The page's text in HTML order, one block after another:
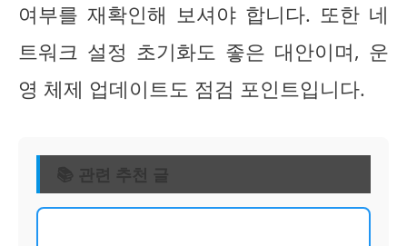
여부를 재확인해 보셔야 합니다. 또한 네
트워크 설정 초기화도 좋은 대안이며, 운
영 체제 업데이트도 점검 포인트입니다.
📚 관련 추천 글